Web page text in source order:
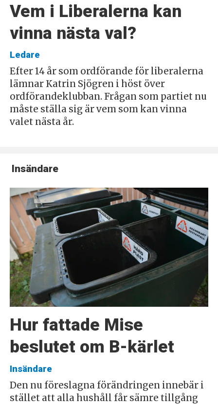
Vem i Liberalerna kan
vinna nästa val?
Ledare
Efter 14 år som ordförande för liberalerna
lämnar Katrin Sjögren i höst över
ordförandeklubban. Frågan som partiet nu
måste ställa sig är vem som kan vinna
valet nästa år.
Insändare
Hur fattade Mise
beslutet om B-kärlet
Insändare
Den nu föreslagna förändringen innebär i
stället att alla hushåll får sämre tillgång